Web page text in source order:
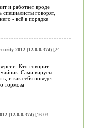
и работает вроде
говорят,
- всё в порядке
2012 (12.0.0.374)[24-
Кто говорит
Сами вирусы
и как себя поведет
тормоза
(12.0.0.374)[16-03-